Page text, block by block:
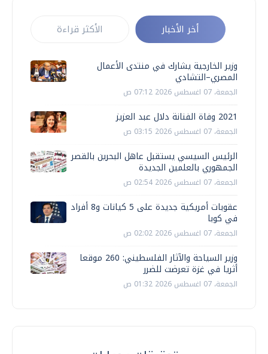
أخر الأخبار الأكثر قراءة
وزير الخارجية يشارك في منتدى الأعمال
المصري–التشادي
الجمعة، 07 اغسطس 2026 07:12 ص
2021 وفاة الفنانة دلال عبد العزيز
الجمعة، 07 اغسطس 2026 03:15 ص
الرئيس السيسي يستقبل عاهل البحرين بالقصر
الجمهوري بالعلمين الجديدة
الجمعة، 07 اغسطس 2026 02:54 ص
عقوبات أمريكية جديدة على 5 كيانات و8 أفراد
في كوبا
الجمعة، 07 اغسطس 2026 02:02 ص
وزير السياحة والآثار الفلسطيني: 260 موقعا
أثريا في غزة تعرضت للضرر
الجمعة، 07 اغسطس 2026 01:32 ص